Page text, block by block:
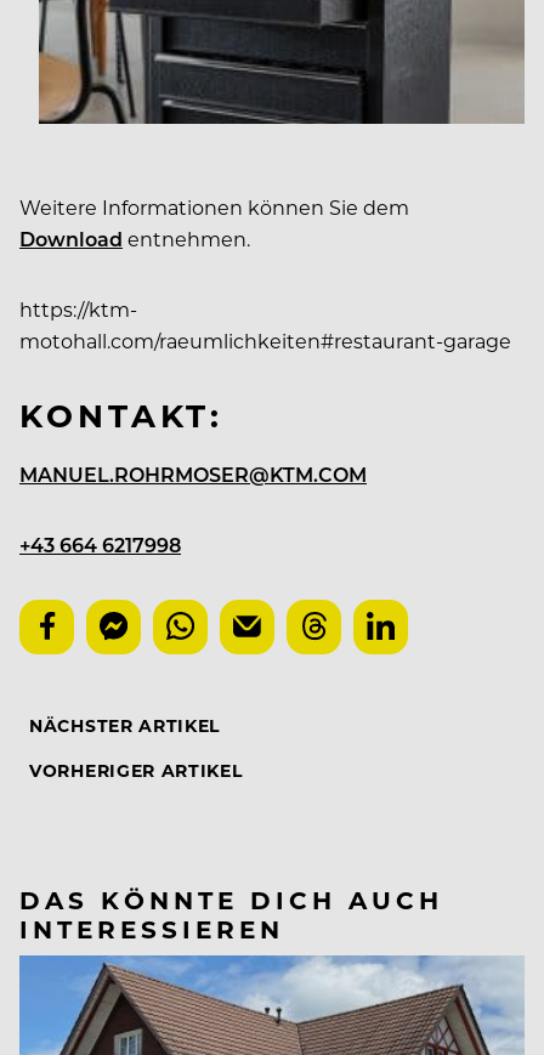
Weitere Informationen können Sie dem
Download entnehmen.
https://ktm-
motohall.com/raeumlichkeiten#restaurant-garage
KONTAKT:
MANUEL.ROHRMOSER@KTM.COM
+43 664 6217998
NÄCHSTER ARTIKEL
VORHERIGER ARTIKEL
DAS KÖNNTE DICH AUCH
INTERESSIEREN